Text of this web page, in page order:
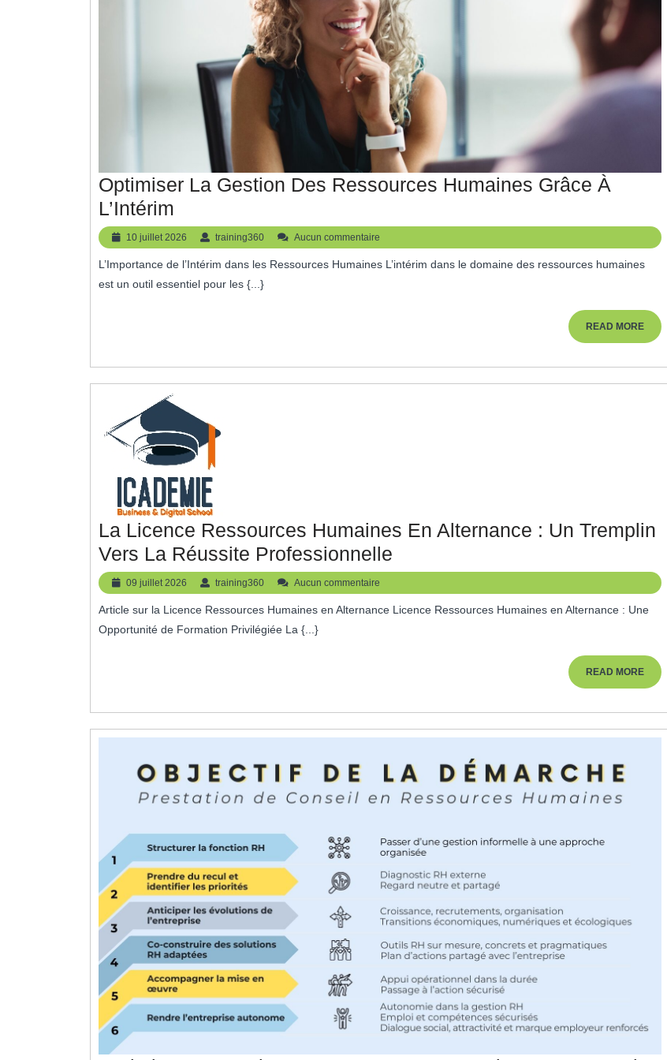
Optimiser La Gestion Des Ressources Humaines Grâce À
L’Intérim
La
Gestion
Des
À
10 juillet 2026
10
juillet
2026
training360 training360
Aucun commentaire
L’Importance de l’Intérim dans les Ressources Humaines L’intérim dans le domaine des ressources humaines
est un outil essentiel pour les {...}
READ MOREREAD
MORE
La Licence Ressources Humaines En Alternance : Un Tremplin
Vers La Réussite Professionnelle
Licence
Ressources
Un
Tremplin
Vers
La
Professionnelle
09 juillet 2026
09
juillet
2026
training360 training360
Aucun commentaire
Article sur la Licence Ressources Humaines en Alternance Licence Ressources Humaines en Alternance : Une
Opportunité de Formation Privilégiée La {...}
READ MOREREAD
MORE